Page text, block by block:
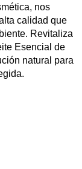
nos
calidad que
Revitaliza
Esencial de
natural para